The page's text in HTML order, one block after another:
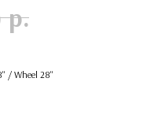
р.
/ Wheel 28''